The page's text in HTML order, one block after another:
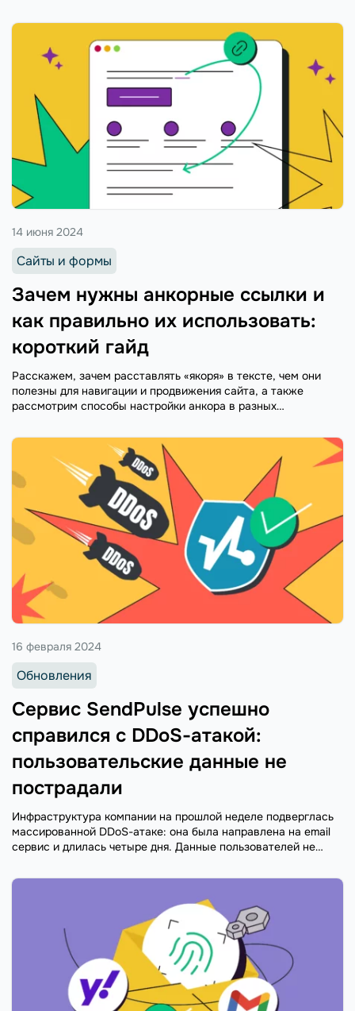
Зачем нужны анкорные ссылки и
как правильно их использовать:
короткий гайд
14 июня 2024
Сайты и формы
Расскажем, зачем расставлять «якоря» в тексте, чем они
полезны для навигации и продвижения сайта, а также
рассмотрим способы настройки анкора в разных
Сервис SendPulse успешно
справился с DDoS-атакой:
пользовательские данные не
пострадали
16 февраля 2024
Обновления
Инфраструктура компании на прошлой неделе подверглась
массированной DDoS-атаке: она была направлена на email
сервис и длилась четыре дня. Данные пользователей не